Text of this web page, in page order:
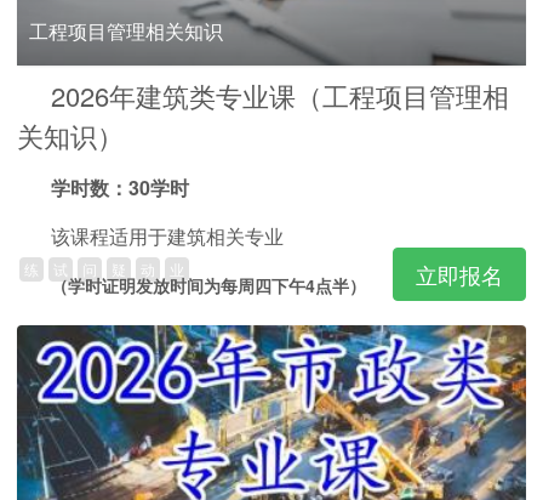
工程项目管理相关知识
2026年建筑类专业课（工程项目管理相
关知识）
学时数：30学时
该课程适用于建筑相关专业
（学时证明发放时间为每周四下午4点半） 立即报名
练 试 问 疑 动 业